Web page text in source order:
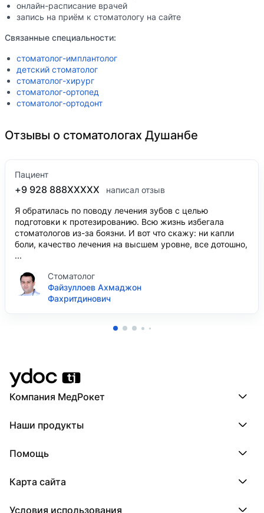
онлайн-расписание врачей
запись на приём к стоматологу на сайте
Связанные специальности:
стоматолог-имплантолог
детский стоматолог
стоматолог-хирург
стоматолог-ортопед
стоматолог-ортодонт
Отзывы о стоматологах Душанбе
Пациент
+9 928 888XXXXX написал отзыв
Я обратилась по поводу лечения зубов с целью
подготовки к протезированию. Всю жизнь избегала
стоматологов из-за боязни. И вот что скажу: ни капли
боли, качество лечения на высшем уровне, все дотошно,
...
Стоматолог
Файзуллоев Ахмаджон
Фахритдинович
Компания МедРокет
О YDoc
Наши продукты
ПроТаблетки
МедТочка
Помощь
Регистрация врача
Карта сайта
Условия использования